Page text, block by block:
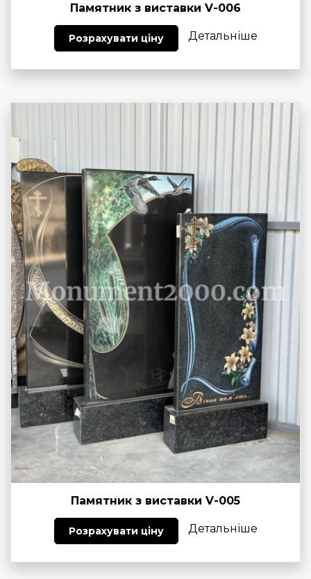
Памятник з виставки V-006
Розрахувати ціну Детальніше
Памятник з виставки V-005
Розрахувати ціну Детальніше